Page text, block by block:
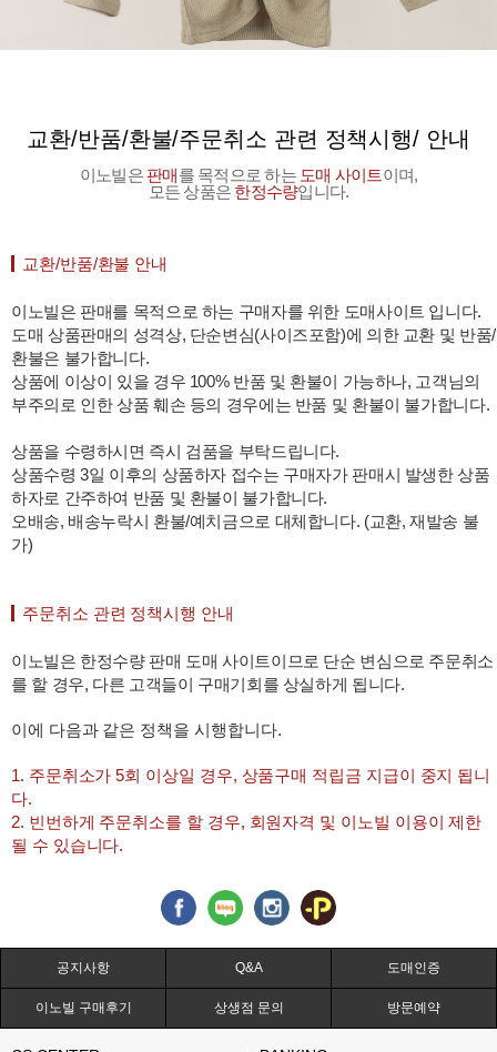
교환/반품/환불/주문취소 관련 정책시행/ 안내
이노빌은 판매를 목적으로 하는 도매 사이트이며,
모든 상품은 한정수량입니다.
교환/반품/환불 안내
이노빌은 판매를 목적으로 하는 구매자를 위한 도매사이트 입니다.
도매 상품판매의 성격상, 단순변심(사이즈포함)에 의한 교환 및 반품/
환불은 불가합니다.
상품에 이상이 있을 경우 100% 반품 및 환불이 가능하나, 고객님의
부주의로 인한 상품 훼손 등의 경우에는 반품 및 환불이 불가합니다.
상품을 수령하시면 즉시 검품을 부탁드립니다.
상품수령 3일 이후의 상품하자 접수는 구매자가 판매시 발생한 상품
하자로 간주하여 반품 및 환불이 불가합니다.
오배송, 배송누락시 환불/예치금으로 대체합니다. (교환, 재발송 불
가)
주문취소 관련 정책시행 안내
이노빌은 한정수량 판매 도매 사이트이므로 단순 변심으로 주문취소
를 할 경우, 다른 고객들이 구매기회를 상실하게 됩니다.
이에 다음과 같은 정책을 시행합니다.
1. 주문취소가 5회 이상일 경우, 상품구매 적립금 지급이 중지 됩니
다.
2. 빈번하게 주문취소를 할 경우, 회원자격 및 이노빌 이용이 제한
될 수 있습니다.
공지사항 Q&A 도매인증
이노빌 구매후기 상생점 문의 방문예약